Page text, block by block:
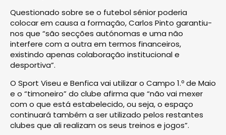
Questionado sobre se o futebol sénior poderia
colocar em causa a formação, Carlos Pinto garantiu-
nos que “são secções autónomas e uma não
interfere com a outra em termos financeiros,
existindo apenas colaboração institucional e
desportiva”.
O Sport Viseu e Benfica vai utilizar o Campo 1.º de Maio
e o “timoneiro” do clube afirma que “não vai mexer
com o que está estabelecido, ou seja, o espaço
continuará também a ser utilizado pelos restantes
clubes que ali realizam os seus treinos e jogos”.